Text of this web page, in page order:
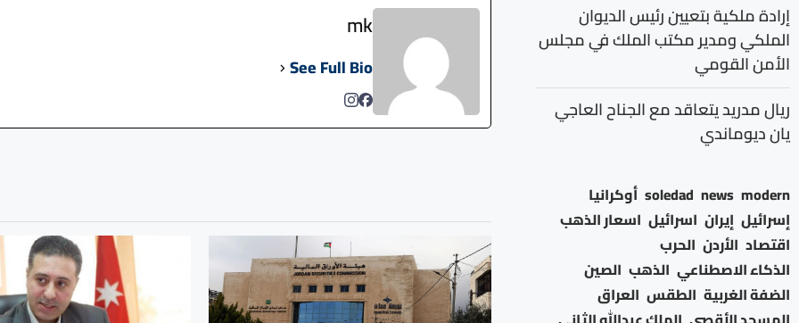
mk
See Full Bio
إرادة ملكية بتعيين رئيس الديوان
الملكي ومدير مكتب الملك في مجلس
الأمن القومي
ريال مدريد يتعاقد مع الجناح العاجي
يان ديوماندي
modern
news
soledad أوكرانيا
إسرائيل إيران اسرائيل اسعار الذهب
اقتصاد الأردن الحرب
الذكاء الاصطناعي الذهب الصين
الضفة الغربية الطقس العراق